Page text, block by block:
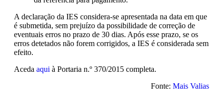
A declaração da IES considera-se apresentada na data em que
é submetida, sem prejuízo da possibilidade de correção de
eventuais erros no prazo de 30 dias. Após esse prazo, se os
erros detetados não forem corrigidos, a IES é considerada sem
efeito.
Aceda aqui à Portaria n.º 370/2015 completa.
Fonte: Mais Valias